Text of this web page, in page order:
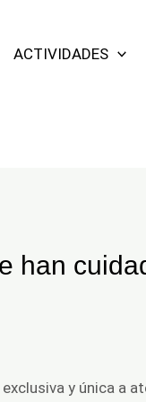
ACTIVIDADES
han
y única a